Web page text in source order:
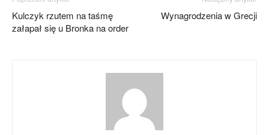
Kulczyk rzutem na taśmę
załapał się u Bronka na order
Wynagrodzenia w Grecji